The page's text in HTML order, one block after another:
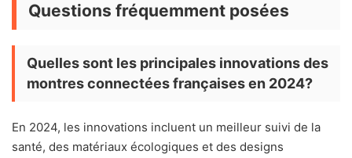
Questions fréquemment posées
Quelles sont les principales innovations des
montres connectées françaises en 2024?
En 2024, les innovations incluent un meilleur suivi de la
santé, des matériaux écologiques et des designs